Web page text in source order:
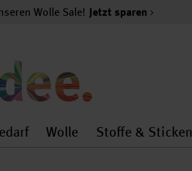
Wolle Sale! Jetzt sparen
general.openMenu
Künstlerbedarf
Wolle
Wolle
Stoffe & Sticken